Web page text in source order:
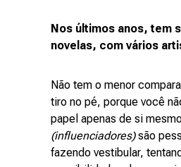
Nos últimos anos, tem
novelas, com vários
Não tem o menor
tiro no pé, porque você
papel apenas de si
(influenciadores)são
fazendo vestibular,